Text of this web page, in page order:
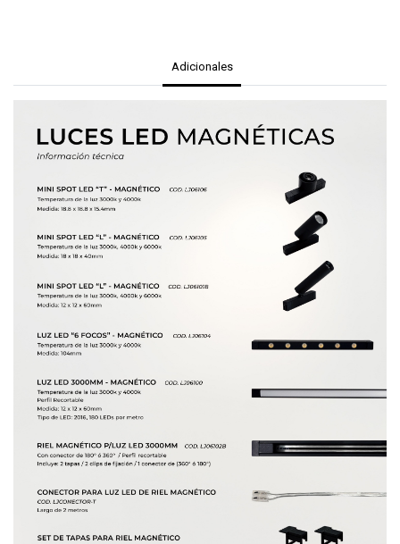
Adicionales